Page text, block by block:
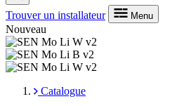
Trouver un installateur Menu
Nouveau
Catalogue